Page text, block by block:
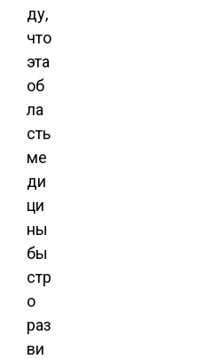
ду,
что
эта
об
ла
сть
ме
ди
ци
ны
бы
стр
о
раз
ви